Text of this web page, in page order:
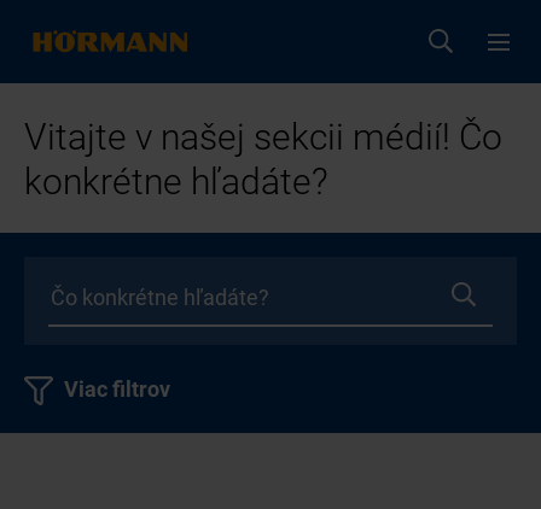
Vitajte v našej sekcii médií! Čo
konkrétne hľadáte?
Viac filtrov